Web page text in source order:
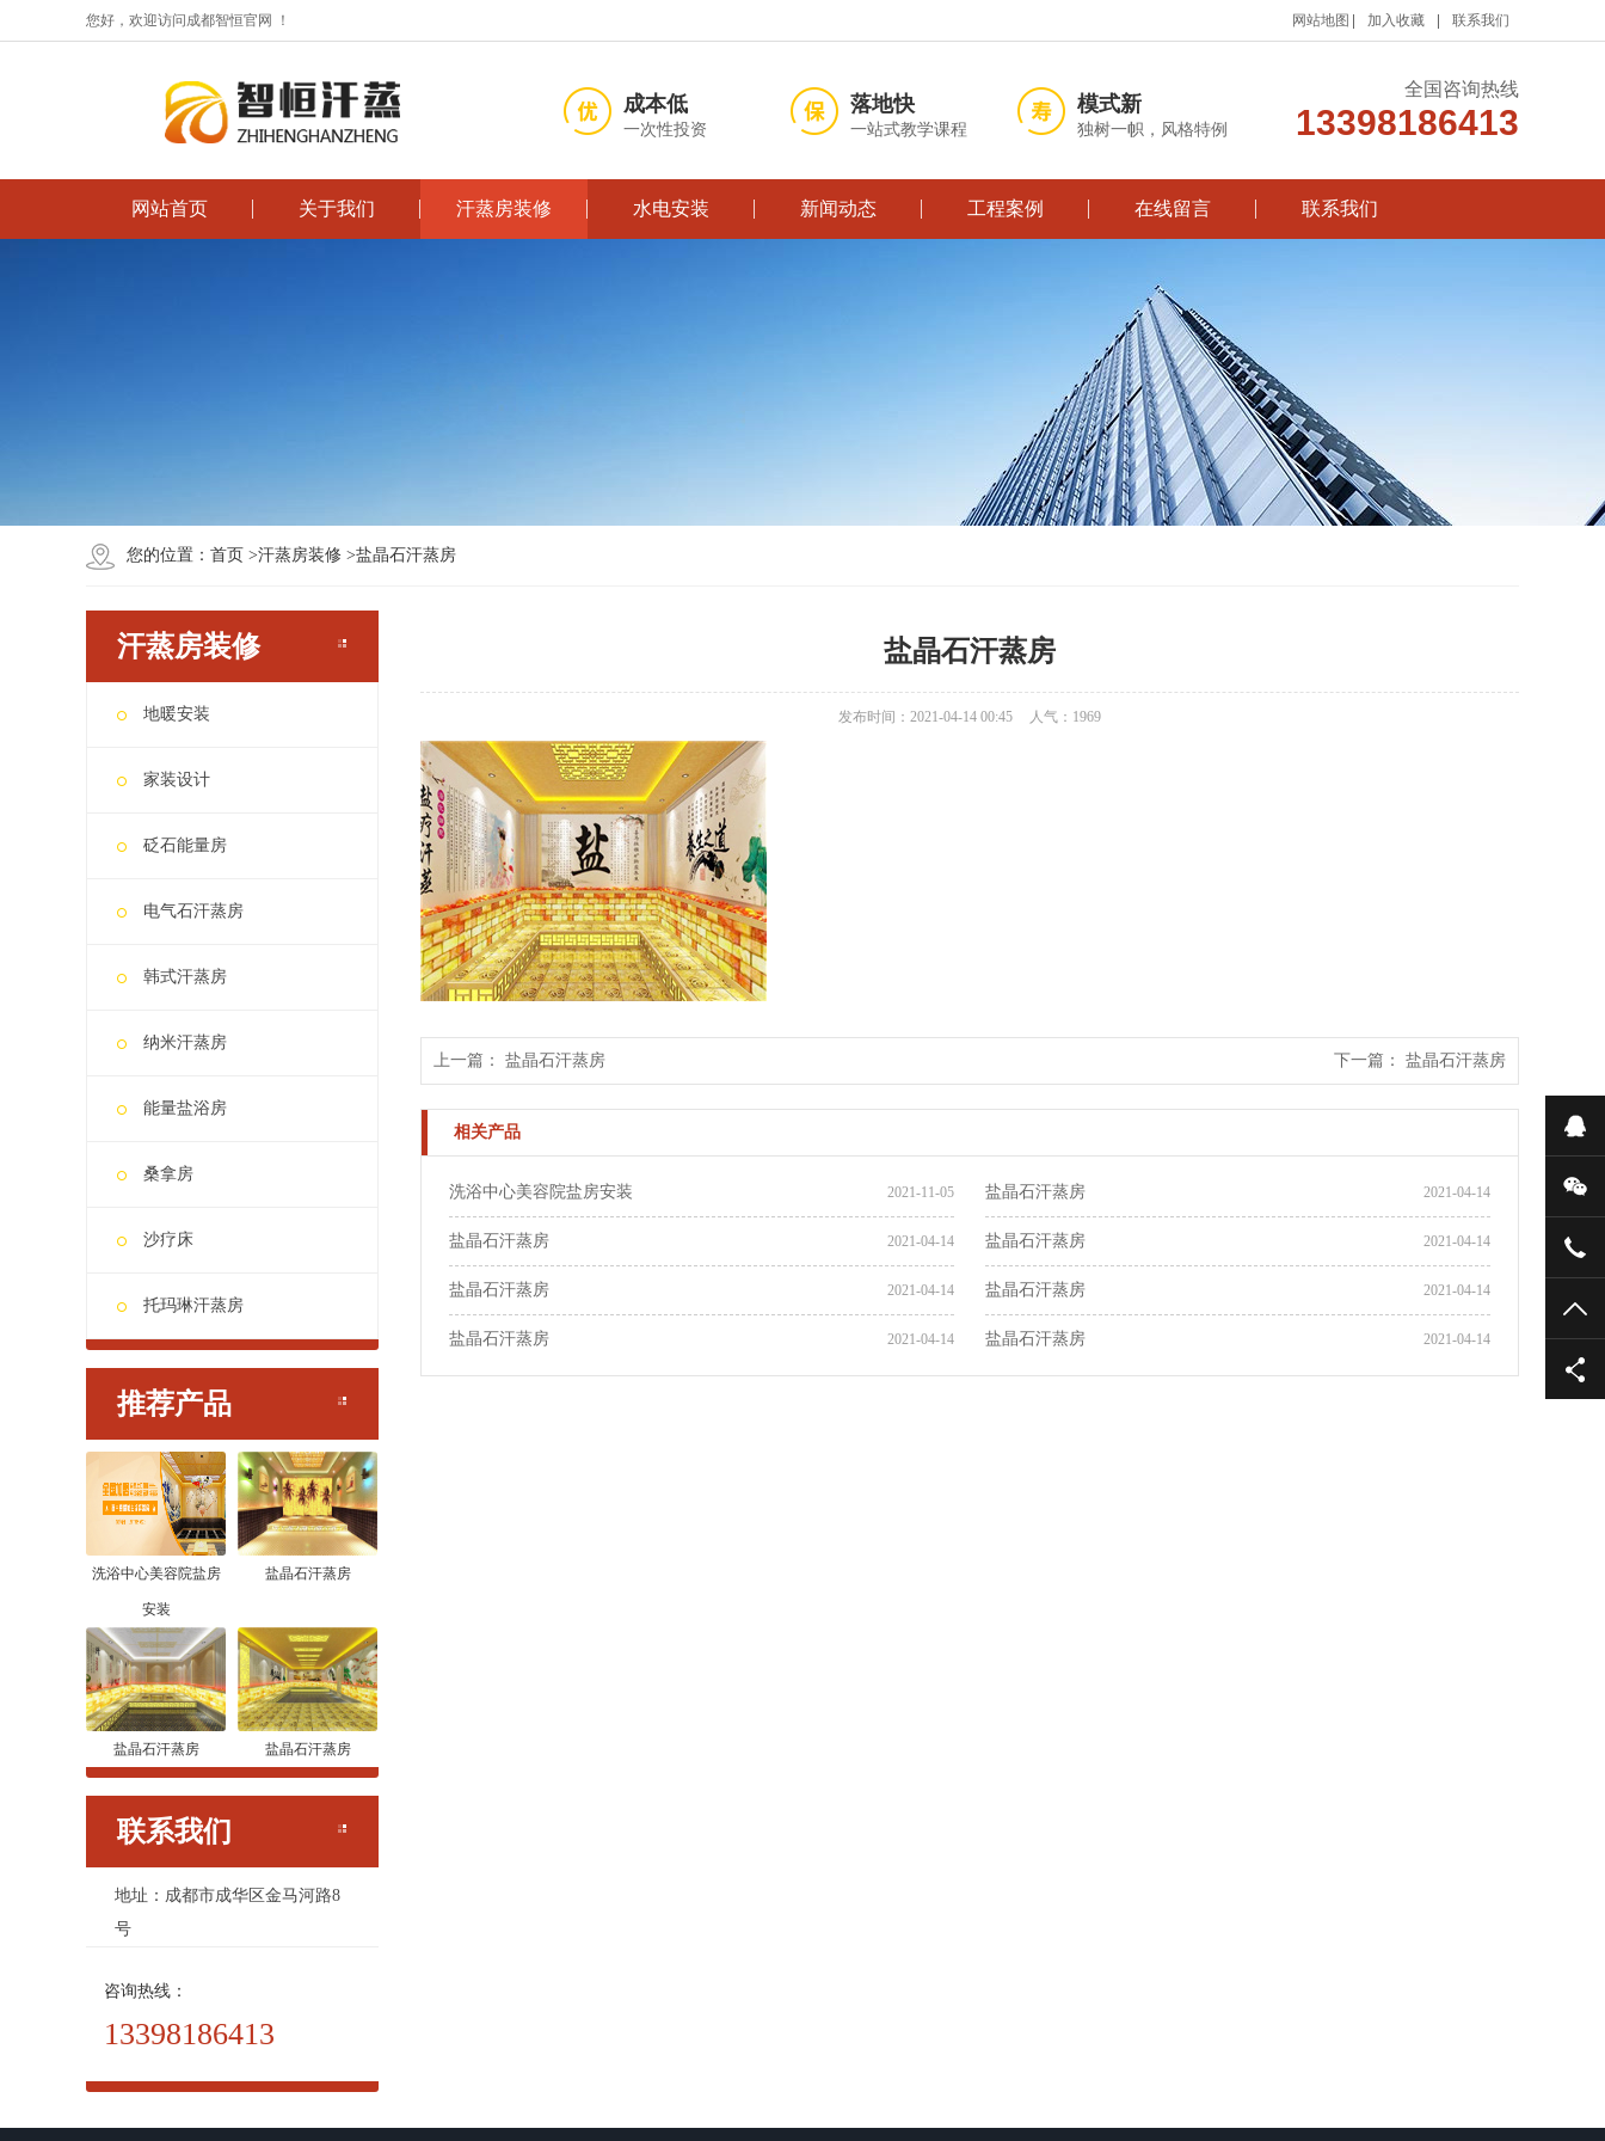
网站地图 加入收藏 联系我们
您好，欢迎访问成都智恒官网 ！
成本低
一次性投资
落地快
一站式教学课程
模式新
独树一帜，风格特例
全国咨询热线
13398186413
网站首页 关于我们 汗蒸房装修 水电安装 新闻动态 工程案例 在线留言 联系我们
您的位置： 首页 >汗蒸房装修 >盐晶石汗蒸房
汗蒸房装修
地暖安装
家装设计
砭石能量房
电气石汗蒸房
韩式汗蒸房
纳米汗蒸房
能量盐浴房
桑拿房
沙疗床
托玛琳汗蒸房
推荐产品
洗浴中心美容院盐房
安装
盐晶石汗蒸房
盐晶石汗蒸房 盐晶石汗蒸房
联系我们
地址：成都市成华区金马河路8
号
咨询热线：
13398186413
盐晶石汗蒸房
发布时间：2021-04-14 00:45 人气： 1969
上一篇： 盐晶石汗蒸房 下一篇： 盐晶石汗蒸房
相关产品
2021-11-05
洗浴中心美容院盐房安装 2021-04-14
盐晶石汗蒸房
2021-04-14
盐晶石汗蒸房 2021-04-14
盐晶石汗蒸房
2021-04-14
盐晶石汗蒸房 2021-04-14
盐晶石汗蒸房
2021-04-14
盐晶石汗蒸房 2021-04-14
盐晶石汗蒸房
在
微